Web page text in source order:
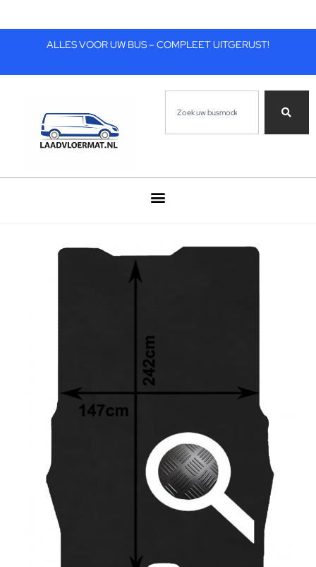
ALLES VOOR UW BUS – COMPLEET UITGERUST!